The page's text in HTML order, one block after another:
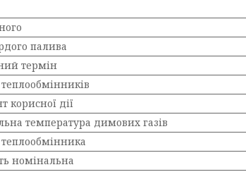
палива
термін
теплообмінників
корисної дії
температура димових газів
номінальна